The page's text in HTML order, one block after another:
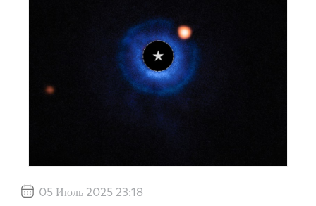
05 Июль 2025 23:18